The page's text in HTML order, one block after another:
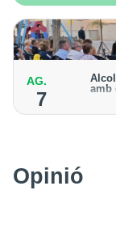
AG.
7
amb
Opinió